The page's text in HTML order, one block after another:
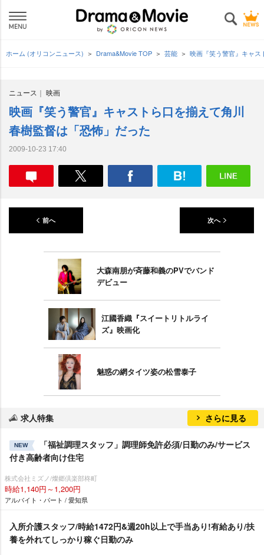
ホーム (オリコンニュース) Drama&Movie TOP 芸能 映画『笑う警官』キャ
ニュース 映画
映画『笑う警官』キャストら口を揃えて角川
春樹監督は「恐怖」だった
2009-10-23 17:40
前へ 次へ
大森南朋が斉藤和義のPVでバンド
デビュー
江國香織『スイートリトルライ
ズ』映画化
魅惑の網タイツ姿の松雪泰子
求人特集 さらに見る
NEW
「福祉調理スタッフ」調理師免許必須/日勤のみ/サービス
付き高齢者向け住宅
株式会社ミズノ/燦郷倶楽部柊町
時給1,140円～1,200円
アルバイト・パート / 愛知県
入所介護スタッフ/時給1472円&週20h以上で手当あり!有給あり/扶
養を外れてしっかり稼ぐ日勤のみ